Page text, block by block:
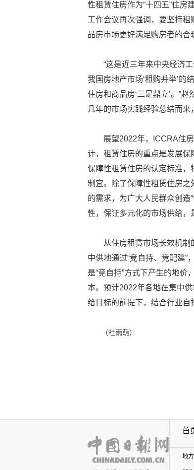
性租赁住房作为“十四五”住房
工作会议再次强调，要坚持
品房市场更好满足购房者的合
“这是近三年来中央经济
我国房地产市场‘租购并举’的
住房和商品房‘三足鼎立’。”
几年的市场实践经验总结而来
展望2022年，ICCRA住
计，租赁住房的重点是发展
保障性租赁住房的认定标准
制宜。除了保障性租赁住房
的需求，为广大人民群众创造
性，保证多元化的市场供给，
从住房租赁市场长效机
中供地通过“竞自持、竞配建”
是“竞自持”方式下产生的地价
本。预计2022年各地在集中
给目标的前提下，结合行业自
（杜雨萌）
首
地方